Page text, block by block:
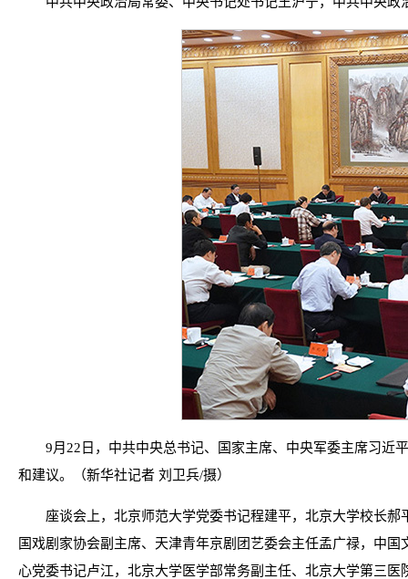
9月22日，中共中央总书记、国家主席、中央军委主席习近
和建议。（新华社记者 刘卫兵/摄）
座谈会上，北京师范大学党委书记程建平，北京大学校长
国戏剧家协会副主席、天津青年京剧团艺委会主任孟广禄，中
心党委书记卢江，北京大学医学部常务副主任、北京大学第三